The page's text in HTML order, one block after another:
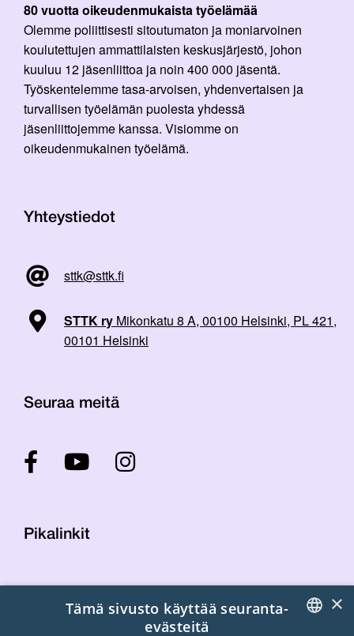
80 vuotta oikeudenmukaista työelämää
Olemme poliittisesti sitoutumaton ja moniarvoinen
koulutettujen ammattilaisten keskusjärjestö, johon
kuuluu 12 jäsenliittoa ja noin 400 000 jäsentä.
Työskentelemme tasa-arvoisen, yhdenvertaisen ja
turvallisen työelämän puolesta yhdessä
jäsenliittojemme kanssa. Visiomme on
oikeudenmukainen työelämä.
Yhteystiedot
sttk@sttk.fi
STTK ry Mikonkatu 8 A, 00100 Helsinki, PL 421,
00101 Helsinki
Seuraa meitä
Pikalinkit
Laskutustiedot
×
Tämä sivusto käyttää seuranta-
evästeitä